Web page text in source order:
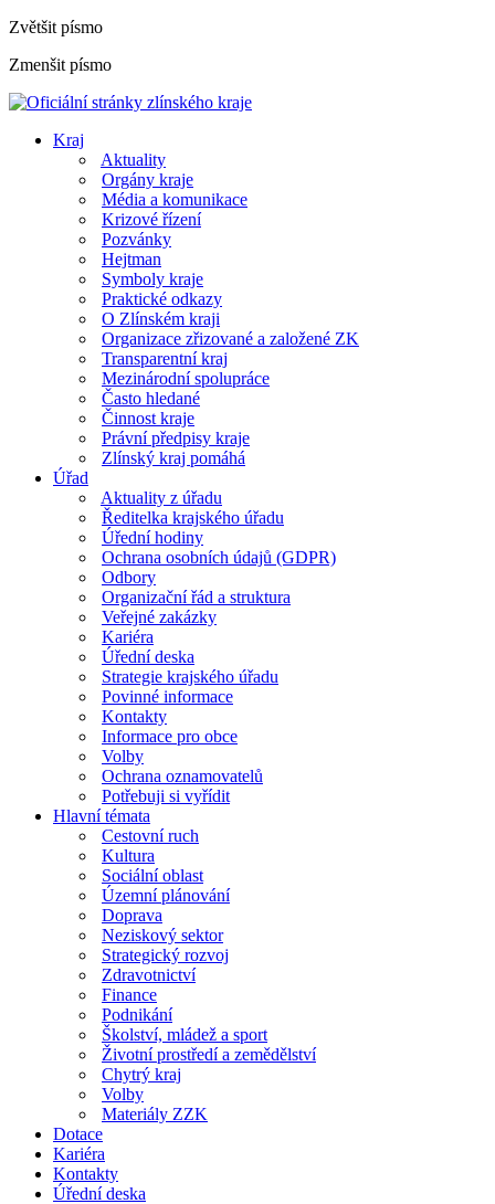
Zvětšit písmo
Zmenšit písmo
Kraj
Aktuality
Orgány kraje
Média a komunikace
Krizové řízení
Pozvánky
Hejtman
Symboly kraje
Praktické odkazy
O Zlínském kraji
Organizace zřizované a založené ZK
Transparentní kraj
Mezinárodní spolupráce
Často hledané
Činnost kraje
Právní předpisy kraje
Zlínský kraj pomáhá
Úřad
Aktuality z úřadu
Ředitelka krajského úřadu
Úřední hodiny
Ochrana osobních údajů (GDPR)
Odbory
Organizační řád a struktura
Veřejné zakázky
Kariéra
Úřední deska
Strategie krajského úřadu
Povinné informace
Kontakty
Informace pro obce
Volby
Ochrana oznamovatelů
Potřebuji si vyřídit
Hlavní témata
Cestovní ruch
Kultura
Sociální oblast
Územní plánování
Doprava
Neziskový sektor
Strategický rozvoj
Zdravotnictví
Finance
Podnikání
Školství, mládež a sport
Životní prostředí a zemědělství
Chytrý kraj
Volby
Materiály ZZK
Dotace
Kariéra
Kontakty
Úřední deska